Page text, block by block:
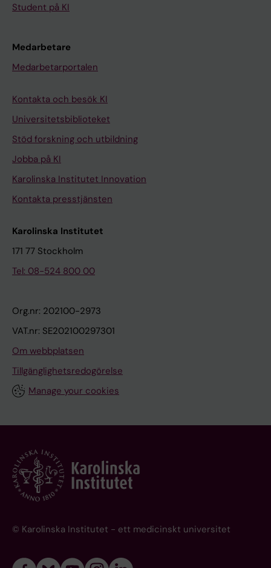
Student på KI
Medarbetare
Medarbetarportalen
Kontakta och besök KI
Universitetsbiblioteket
Stöd forskning och utbildning
Jobba på KI
Karolinska Institutet Innovation
Kontakta presstjänsten
Karolinska Institutet
171 77 Stockholm
Tel: 08-524 800 00
Org.nr: 202100-2973
VAT.nr: SE202100297301
Om webbplatsen
Tillgänglighetsredogörelse
Manage your cookies
© Karolinska Institutet - ett medicinskt universitet